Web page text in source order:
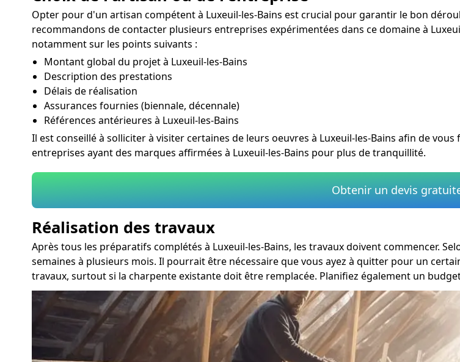
Opter pour d'un artisan compétent à Luxeuil-les-Bains est crucial pour garantir le bon
recommandons de contacter plusieurs entreprises expérimentées dans ce domaine à
notamment sur les points suivants :
Montant global du projet à Luxeuil-les-Bains
Description des prestations
Délais de réalisation
Assurances fournies (biennale, décennale)
Références antérieures à Luxeuil-les-Bains
Il est conseillé à solliciter à visiter certaines de leurs oeuvres à Luxeuil-les-Bains afin de
entreprises ayant des marques affirmées à Luxeuil-les-Bains pour plus de tranquillité.
Obtenir un devis
Réalisation des travaux
Après tous les préparatifs complétés à Luxeuil-les-Bains, les travaux doivent commencer.
semaines à plusieurs mois. Il pourrait être nécessaire que vous ayez à quitter pour un
travaux, surtout si la charpente existante doit être remplacée. Planifiez également un